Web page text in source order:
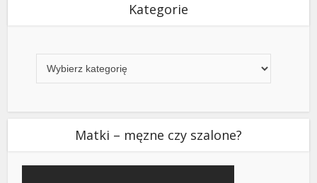
Kategorie
Matki – męzne czy szalone?